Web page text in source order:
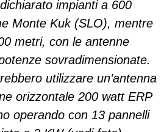
impianti a 600
Monte Kuk (SLO), mentre
metri, con le antenne
sovradimensionate.
utilizzare un’antenna
orizzontale 200 watt ERP
operando con 13 pannelli